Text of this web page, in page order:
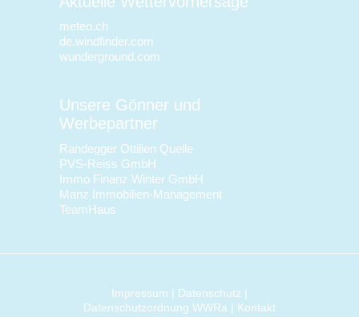
meteo.ch
de.windfinder.com
wunderground.com
Unsere Gönner und
Werbepartner
Randegger Ottilien Quelle
PVS-Reiss GmbH
Immo Finanz Winter GmbH
Manz Immobilien-Management
TeamHaus
Impressum | Datenschutz |
Datenschutzordnung WWRa | Kontakt